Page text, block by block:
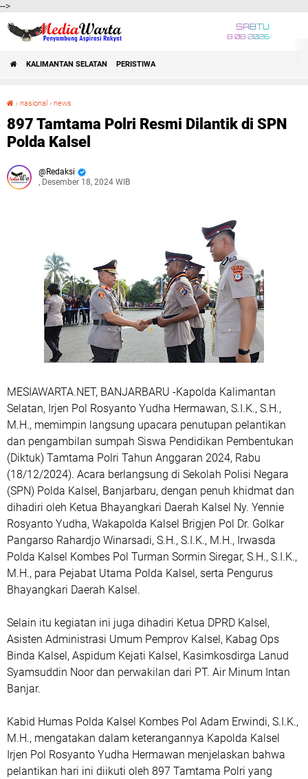
-->
SABTU
8 08 2026
KALIMANTAN SELATAN PERISTIWA
› nasional › news
897 Tamtama Polri Resmi Dilantik di SPN
Polda Kalsel
Redaksi
, Desember 18, 2024 WIB
MESIAWARTA.NET, BANJARBARU -Kapolda Kalimantan
Selatan, Irjen Pol Rosyanto Yudha Hermawan, S.I.K., S.H.,
M.H., memimpin langsung upacara penutupan pelantikan
dan pengambilan sumpah Siswa Pendidikan Pembentukan
(Diktuk) Tamtama Polri Tahun Anggaran 2024, Rabu
(18/12/2024). Acara berlangsung di Sekolah Polisi Negara
(SPN) Polda Kalsel, Banjarbaru, dengan penuh khidmat dan
dihadiri oleh Ketua Bhayangkari Daerah Kalsel Ny. Yennie
Rosyanto Yudha, Wakapolda Kalsel Brigjen Pol Dr. Golkar
Pangarso Rahardjo Winarsadi, S.H., S.I.K., M.H., Irwasda
Polda Kalsel Kombes Pol Turman Sormin Siregar, S.H., S.I.K.,
M.H., para Pejabat Utama Polda Kalsel, serta Pengurus
Bhayangkari Daerah Kalsel.
Selain itu kegiatan ini juga dihadiri Ketua DPRD Kalsel,
Asisten Administrasi Umum Pemprov Kalsel, Kabag Ops
Binda Kalsel, Aspidum Kejati Kalsel, Kasimkosdirga Lanud
Syamsuddin Noor dan perwakilan dari PT. Air Minum Intan
Banjar.
Kabid Humas Polda Kalsel Kombes Pol Adam Erwindi, S.I.K.,
M.H., mengatakan dalam keterangannya Kapolda Kalsel
Irjen Pol Rosyanto Yudha Hermawan menjelaskan bahwa
pelantikan hari ini diikuti oleh 897 Tamtama Polri yang